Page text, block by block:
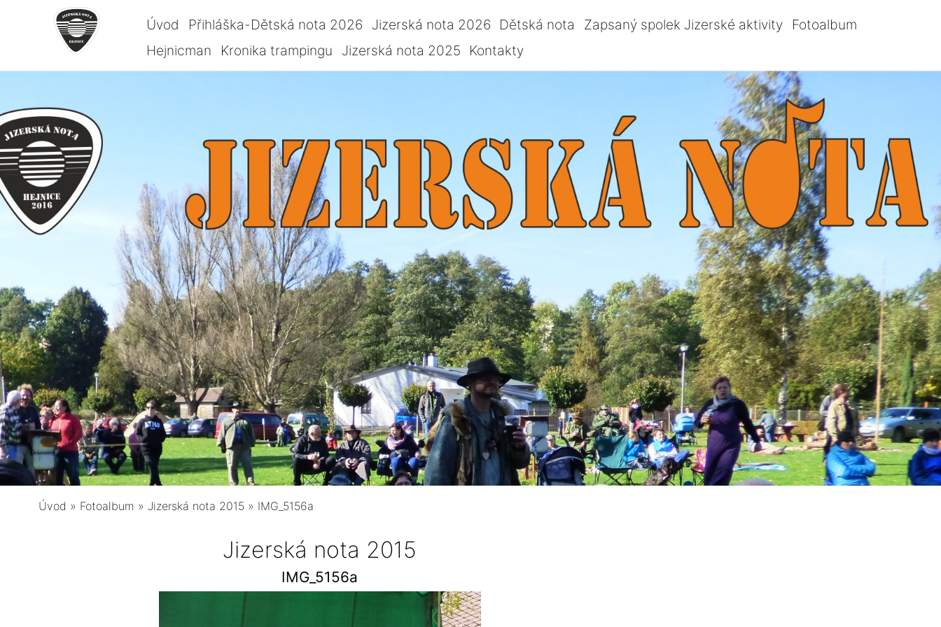
Úvod Přihláška-Dětská nota 2026 Jizerská nota 2026 Dětská nota Zapsaný spolek Jizerské aktivity
Fotoalbum
Hejnicman
Kronika trampingu Jizerská nota 2025 Kontakty
Úvod » Fotoalbum » Jizerská nota 2015 » IMG_5156a
Jizerská nota 2015
IMG_5156a